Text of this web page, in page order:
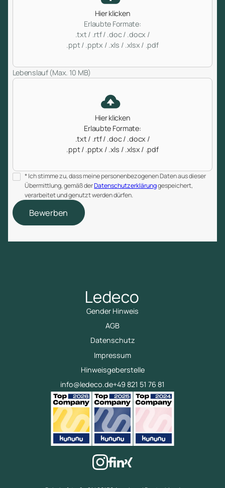
Hier klicken
Erlaubte Formate:
.txt / .rtf / .doc / .docx /
.ppt / .pptx / .xls / .xlsx / .pdf
Lebenslauf (Max. 10 MB)
Hier klicken
Erlaubte Formate:
.txt / .rtf / .doc / .docx /
.ppt / .pptx / .xls / .xlsx / .pdf
* Ich stimme zu, dass meine personenbezogenen Daten aus dieser
Übermittlung, gemäß derDatenschutzerklärunggespeichert,
verarbeitet und genutzt werden dürfen.
Bewerben
info@ledeco.de+49 821 51 76 81
Gender Hinweis
AGB
Datenschutz
Impressum
Hinweisgeberstelle